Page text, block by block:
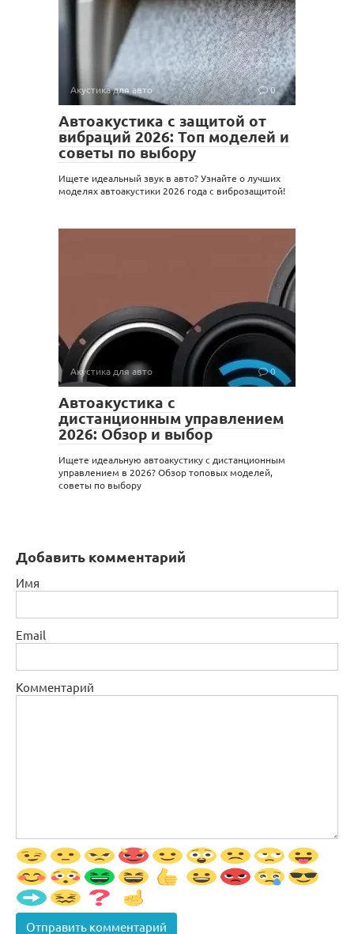
Акустика для авто 0
Автоакустика с защитой от
вибраций 2026: Топ моделей и
советы по выбору
Ищете идеальный звук в авто? Узнайте о лучших
моделях автоакустики 2026 года с виброзащитой!
Акустика для авто 0
Автоакустика с
дистанционным управлением
2026: Обзор и выбор
Ищете идеальную автоакустику с дистанционным
управлением в 2026? Обзор топовых моделей,
советы по выбору
Добавить комментарий
Имя
Email
Комментарий